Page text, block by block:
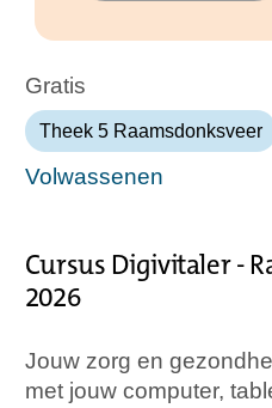
Gratis
Theek 5 Raamsdonksveer
Volwassenen
Cursus Digivitaler -
2026
Jouw zorg en
met jouw computer,